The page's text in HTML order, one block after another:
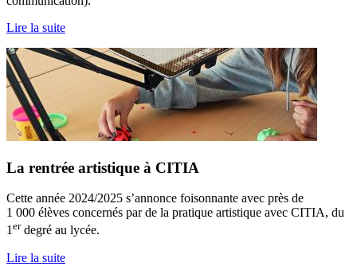
Lire la suite
La rentrée artistique à CITIA
Cette année 2024/2025 s’annonce foisonnante avec près de
1 000 élèves concernés par de la pratique artistique avec CITIA, du
1erdegré au lycée.
Lire la suite